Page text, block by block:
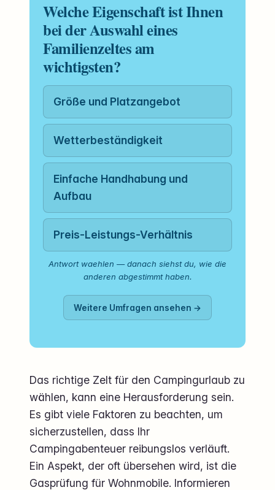
Welche Eigenschaft ist Ihnen
bei der Auswahl eines
Familienzeltes am
wichtigsten?
Größe und Platzangebot
Wetterbeständigkeit
Einfache Handhabung und
Aufbau
Preis-Leistungs-Verhältnis
Antwort waehlen — danach siehst du, wie die
anderen abgestimmt haben.
Weitere Umfragen ansehen →
Das richtige Zelt für den Campingurlaub zu
wählen, kann eine Herausforderung sein.
Es gibt viele Faktoren zu beachten, um
sicherzustellen, dass Ihr
Campingabenteuer reibungslos verläuft.
Ein Aspekt, der oft übersehen wird, ist die
Gasprüfung für Wohnmobile. Informieren